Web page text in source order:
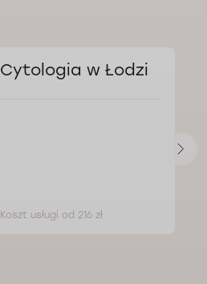
Cytologia w Łodzi
Koszt usługi od 216 zł